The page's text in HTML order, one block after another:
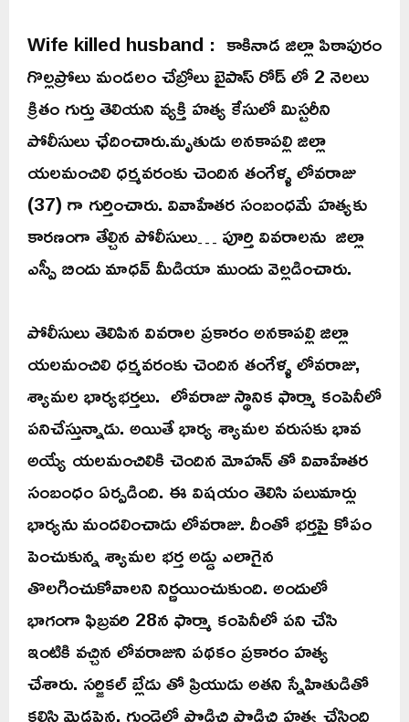
Wife killed husband : కాకినాడ జిల్లా పిఠాపురం
గొల్లప్రోలు మండలం చేబ్రోలు బైపాస్ రోడ్ లో 2 నెలలు
క్రితం గుర్తు తెలియని వ్యక్తి హత్య కేసులో మిస్టరీని
పోలీసులు ఛేదించారు.మృతుడు అనకాపల్లి జిల్లా
యలమంచిలి ధర్మవరంకు చెందిన తంగేళ్ళ లోవరాజు
(37) గా గుర్తించారు. వివాహేతర సంబంధమే హత్యకు
కారణంగా తేల్చిన పోలీసులు… పూర్తి వివరాలను జిల్లా
ఎస్పీ బిందు మాధవ్ మీడియా ముందు వెల్లడించారు.
పోలీసులు తెలిపిన వివరాల ప్రకారం అనకాపల్లి జిల్లా
యలమంచిలి ధర్మవరంకు చెందిన తంగేళ్ళ లోవరాజు,
శ్యామల భార్యభర్తలు. లోవరాజు స్థానిక ఫార్మా కంపెనీలో
పనిచేస్తున్నాడు. అయితే భార్య శ్యామల వరుసకు భావ
అయ్యే యలమంచిలికి చెందిన మోహన్ తో వివాహేతర
సంబంధం ఏర్పడింది. ఈ విషయం తెలిసి పలుమార్లు
భార్యను మందలించాడు లోవరాజు. దీంతో భర్తపై కోపం
పెంచుకున్న శ్యామల భర్త అడ్డు ఎలాగైన
తొలగించుకోవాలని నిర్ణయించుకుంది. అందులో
భాగంగా ఫిబ్రవరి 28న ఫార్మా కంపెనీలో పని చేసి
ఇంటికి వచ్చిన లోవరాజుని పథకం ప్రకారం హత్య
చేశారు. సర్జికల్ బ్లేడు తో ప్రియుడు అతని స్నేహితుడితో